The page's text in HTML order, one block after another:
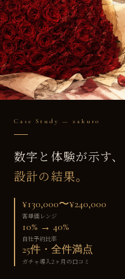
Case Study — zakuro
数字と体験が示す、
設計の結果。
¥130,000〜¥240,000
客単価レンジ
10% → 40%
自社予約比率
25件・全件満点
ガチャ導入2ヶ月の口コミ